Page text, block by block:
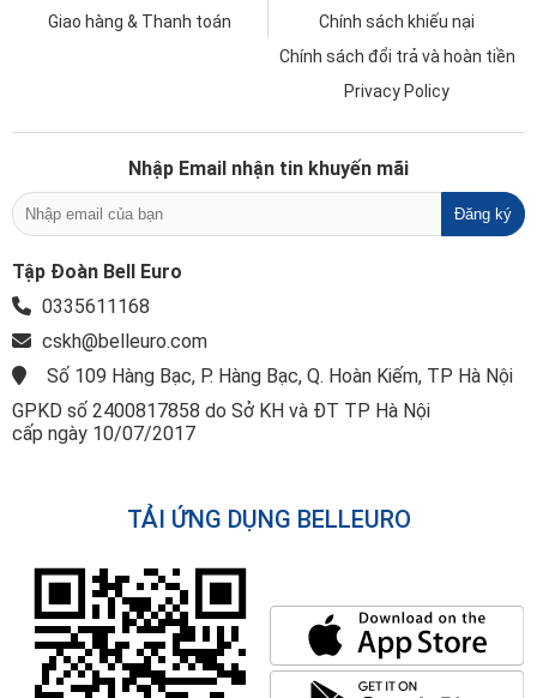
Giao hàng & Thanh toán
Chính sách khiếu nại
Chính sách đổi trả và hoàn tiền
Privacy Policy
Nhập Email nhận tin khuyến mãi
Tập Đoàn Bell Euro
0335611168
cskh@belleuro.com
Số 109 Hàng Bạc, P. Hàng Bạc, Q. Hoàn Kiếm, TP Hà Nội
GPKD số 2400817858 do Sở KH và ĐT TP Hà Nội
cấp ngày 10/07/2017
TẢI ỨNG DỤNG BELLEURO